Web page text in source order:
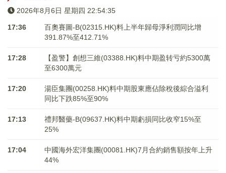
2026年8月6日 星期四 22:54:35
17:36
百奧賽圖-B(02315.HK)料上半年歸母淨利潤同比增
391.87%至412.71%
17:28
【盈警】創想三維(03388.HK)料中期盈转亏約5300萬
至6300萬元
17:20
湯臣集團(00258.HK)料中期股東應佔除稅後綜合溢利
同比下跌85%至90%
17:13
禮邦醫藥-B(09637.HK)料中期虧損同比收窄15%至
25%
17:04
中國海外宏洋集團(00081.HK)7月合約銷售額按年上升
44%